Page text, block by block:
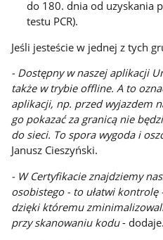
do 180. dnia od uzyskania
testu PCR).
Jeśli jesteście w jednej z tych
- Dostępny w naszej aplikacji
także w trybie offline. A to
aplikacji, np. przed wyjazdem
go pokazać za granicą nie
do sieci. To spora wygoda i
Janusz Cieszyński.
- W Certyfikacie znajdziemy
osobistego - to ułatwi kontrolę
dzięki któremu
przy skanowaniu kodu- dodaje.